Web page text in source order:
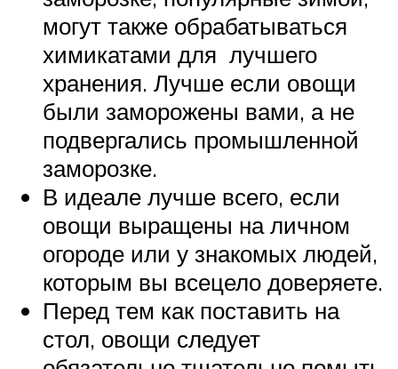
могут также обрабатываться
химикатами для лучшего
хранения. Лучше если овощи
были заморожены вами, а не
подвергались промышленной
заморозке.
В идеале лучше всего, если
овощи выращены на личном
огороде или у знакомых людей,
которым вы всецело доверяете.
Перед тем как поставить на
стол, овощи следует